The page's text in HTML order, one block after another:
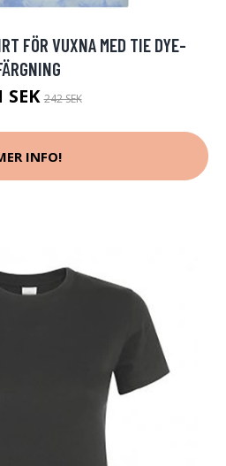
FÖR VUXNA MED TIE DYE-
SEK242 SEK
INFO!